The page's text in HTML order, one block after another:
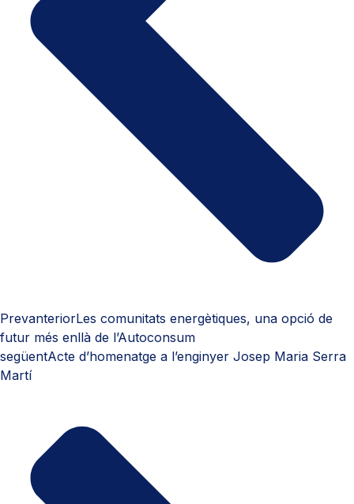
PrevanteriorLes comunitats energètiques, una opció de
futur més enllà de l’Autoconsum
següentActe d’homenatge a l’enginyer Josep Maria Serra
Martí